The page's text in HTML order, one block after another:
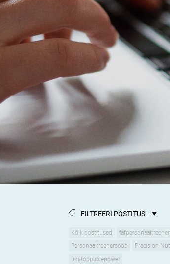
FILTREERI POSTITUSI
Kõik postitused fafpersonaaltreener
Personaaltreenersööb
Precision
unstoppablepower